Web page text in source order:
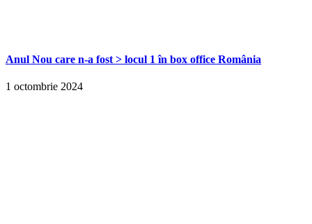
Anul Nou care n-a fost > locul 1 în box office România
1 octombrie 2024